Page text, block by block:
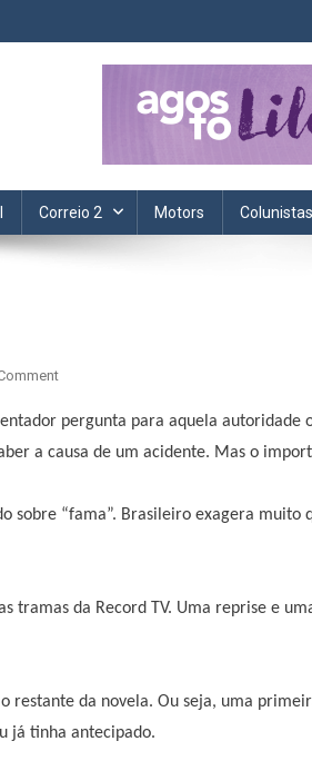
Informação, política, saúde,
Correio 2 Motors Colunistas
On
Que
Não
pergunta para aquela autoridade
a causa de um acidente. Mas o
sobre “fama”. Brasileiro exagera muito
tramas da Record TV. Uma reprise e
restante da novela. Ou seja, uma
já tinha antecipado.